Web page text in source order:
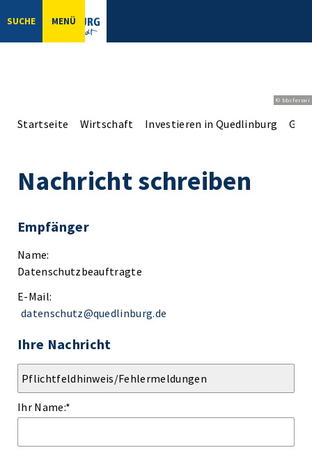
SUCHE MENÜ
© bbsferrari
Startseite Wirtschaft Investieren in Quedlinburg
Nachricht schreiben
Empfänger
Name:
Datenschutzbeauftragte
E-Mail:
datenschutz@quedlinburg.de
Ihre Nachricht
Ihr Name:*